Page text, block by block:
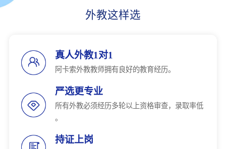
外教这样选
真人外教1对1
阿卡索外教教师拥有良好的教育经历。
严选更专业
所有外教必须经历多轮以上资格审查，录取率低
。
持证上岗